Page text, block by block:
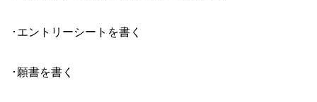
･エントリーシートを書く
･願書を書く